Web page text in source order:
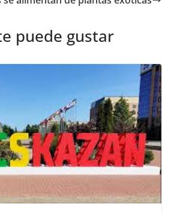
puede gustar